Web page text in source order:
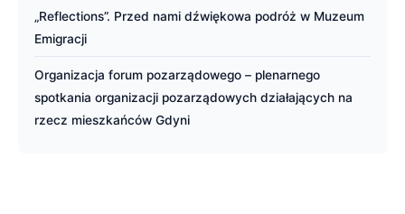
„Reflections”. Przed nami dźwiękowa podróż w Muzeum
Emigracji
Organizacja forum pozarządowego – plenarnego
spotkania organizacji pozarządowych działających na
rzecz mieszkańców Gdyni